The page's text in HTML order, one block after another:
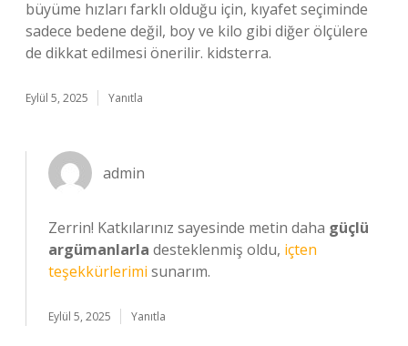
büyüme hızları farklı olduğu için, kıyafet seçiminde
sadece bedene değil, boy ve kilo gibi diğer ölçülere
de dikkat edilmesi önerilir. kidsterra.
Eylül 5, 2025 Yanıtla
admin
Zerrin! Katkılarınız sayesinde metin daha güçlü
argümanlarla desteklenmiş oldu, içten
teşekkürlerimi sunarım.
Eylül 5, 2025 Yanıtla